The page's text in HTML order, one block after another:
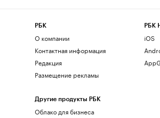
РБК
О компании
Контактная информация
Редакция
Размещение рекламы
Другие продукты РБК
Облако для бизнеса
РБК
iOS